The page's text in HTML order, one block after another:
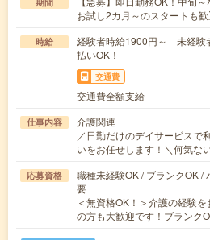
お試し2カ月～のスタートも歓
時給
経験者時給1900円～ 未経
払いOK！
交通費
交通費全額支給
仕事内容
介護関連
／日勤だけのデイサービスで
いをお任せします！＼何気な
応募資格
職種未経験OK / ブランクOK /
要
＜無資格OK！＞介護の経験
の方も大歓迎です！ブランク